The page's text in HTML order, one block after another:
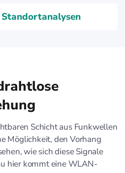
Schicht aus Funkwellen
Möglichkeit, den Vorhang
wie sich diese Signale
hier kommt eine WLAN-